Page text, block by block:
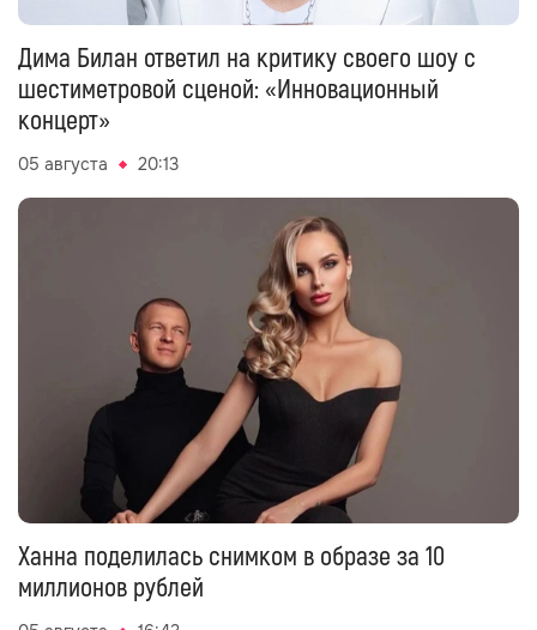
Дима Билан ответил на критику своего шоу с
шестиметровой сценой: «Инновационный
концерт»
05 августа 20:13
Ханна поделилась снимком в образе за 10
миллионов рублей